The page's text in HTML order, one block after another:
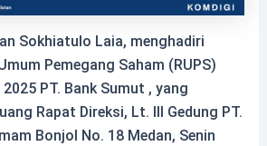
Sokhiatulo Laia, menghadiri
Pemegang Saham (RUPS)
PT. Bank Sumut , yang
Rapat Direksi, Lt. III Gedung PT.
Bonjol No. 18 Medan, Senin